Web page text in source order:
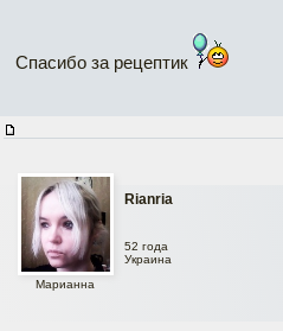
Спасибо за рецептик
Rianria
Марианна
52 года
Украина